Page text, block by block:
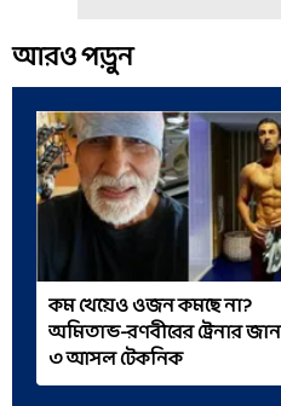
আরও পড়ুন
কম খেয়েও ওজন কমছে না?
অমিতাভ-রণবীরের ট্রেনার
৩ আসল টেকনিক